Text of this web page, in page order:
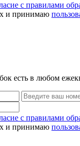
с правилами
и принимаю
есть в любом
с правилами
и принимаю